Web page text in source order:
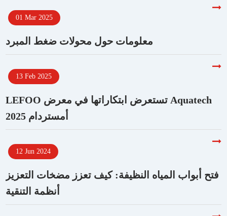
01 Mar 2025
معلومات حول محولات ضغط المبرد
13 Feb 2025
LEFOO تستعرض ابتكاراتها في معرض Aquatech
أمستردام 2025
12 Jun 2024
فتح أبواب المياه النظيفة: كيف تعزز مضخات التعزيز
أنظمة التنقية